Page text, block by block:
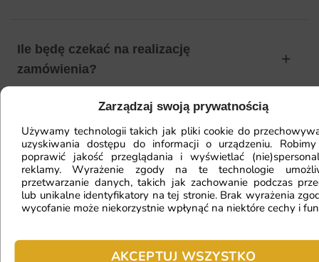
Zarządzaj swoją prywatnością
Używamy technologii takich jak pliki cookie do
uzyskiwania dostępu do informacji o urządzeniu.
poprawić jakość przeglądania i wyświetlać
reklamy. Wyrażenie zgody na te technologie
przetwarzanie danych, takich jak zachowanie podczas
lub unikalne identyfikatory na tej stronie. Brak wyrażenia
wycofanie może niekorzystnie wpłynąć na niektóre cechy i
AKCEPTUJ WSZYSTKO
Ile będę czekać na realizację
zamówienia?
Czy mogę zwrócić fototapetę?
Jak zamontować fototapetę? / Jak
przygotować ścianę?